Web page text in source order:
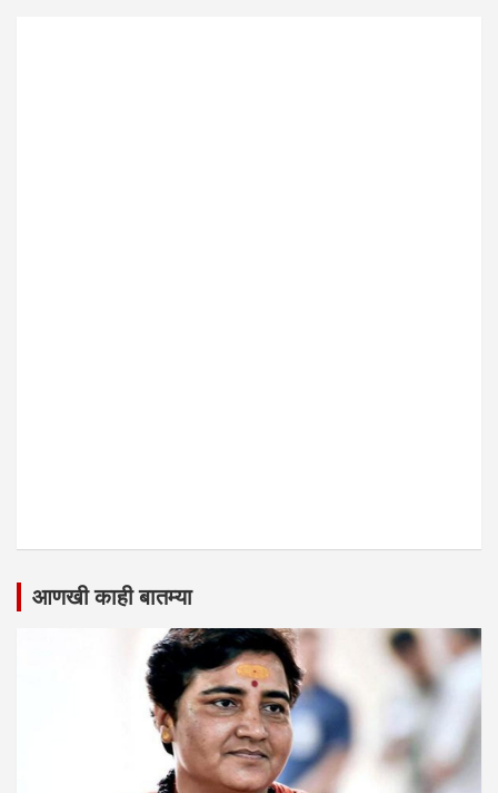
आणखी काही बातम्या